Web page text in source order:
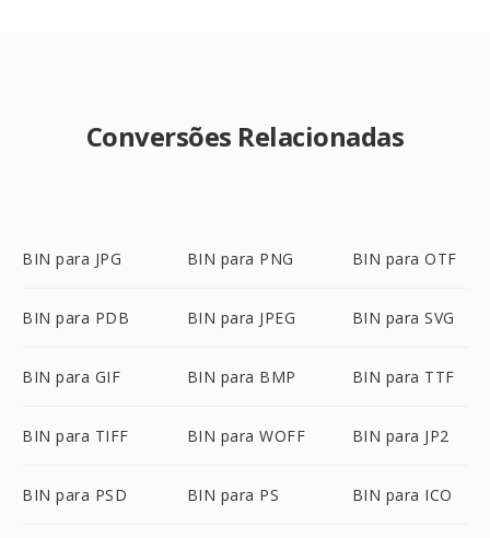
Conversões Relacionadas
BIN para JPG BIN para PNG BIN para OTF
BIN para PDB BIN para JPEG BIN para SVG
BIN para GIF BIN para BMP BIN para TTF
BIN para TIFF BIN para WOFF BIN para JP2
BIN para PSD BIN para PS BIN para ICO